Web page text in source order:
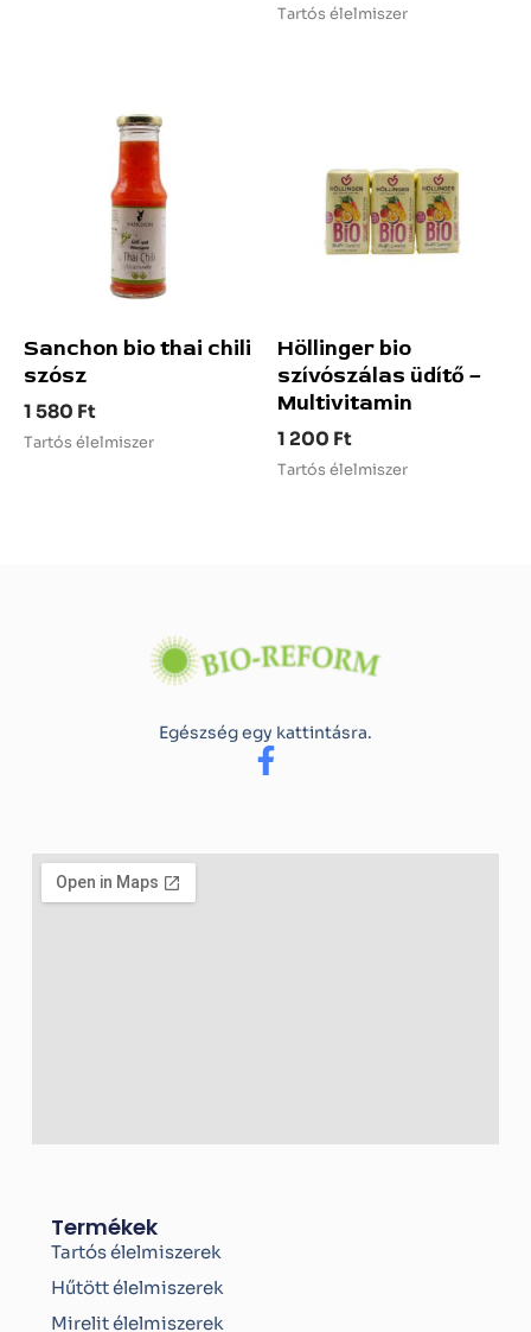
Tartós élelmiszer
Sanchon bio thai chili
szósz
1 580 Ft
Tartós élelmiszer
Höllinger bio
szívószálas üdítő –
Multivitamin
1 200 Ft
Tartós élelmiszer
Egészség egy kattintásra.
F
e
Termékek
Tartós élelmiszerek
Hűtött élelmiszerek
Mirelit élelmiszerek